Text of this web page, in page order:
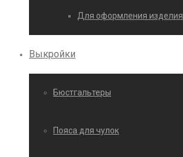
Для оформления изделия
Выкройки
Бюстгальтеры
Пояса для чулок